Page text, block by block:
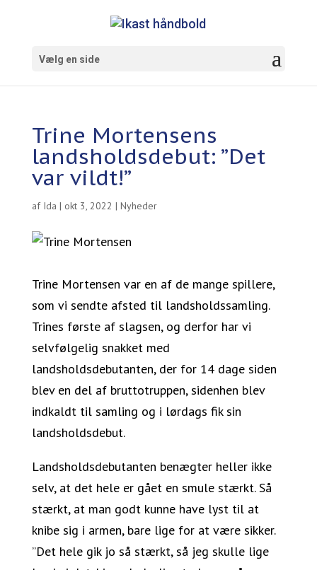
Vælg en side
Trine Mortensens
landsholdsdebut: ”Det
var vildt!”
af Ida | okt 3, 2022 | Nyheder
Trine Mortensen var en af de mange spillere,
som vi sendte afsted til landsholdssamling.
Trines første af slagsen, og derfor har vi
selvfølgelig snakket med
landsholdsdebutanten, der for 14 dage siden
blev en del af bruttotruppen, sidenhen blev
indkaldt til samling og i lørdags fik sin
landsholdsdebut.
Landsholdsdebutanten benægter heller ikke
selv, at det hele er gået en smule stærkt. Så
stærkt, at man godt kunne have lyst til at
knibe sig i armen, bare lige for at være sikker.
”Det hele gik jo så stærkt, så jeg skulle lige